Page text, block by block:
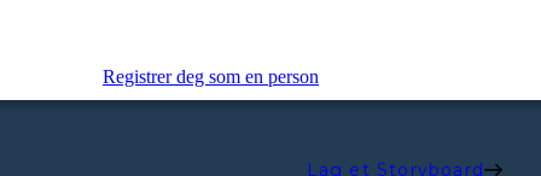
Registrer deg som en person
Lag et Storyboard